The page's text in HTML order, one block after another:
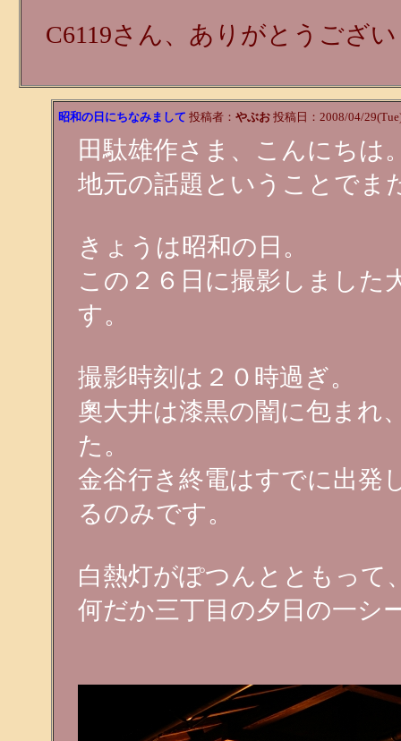
C6119さん、ありがとうござ
昭和の日にちなみまして 投稿者： やぶお投稿日：2008/04/
田駄雄作さま、こんにちは
地元の話題ということでま
きょうは昭和の日。
この２６日に撮影しました
す。
撮影時刻は２０時過ぎ。
奧大井は漆黒の闇に包まれ
た。
金谷行き終電はすでに出発
るのみです。
白熱灯がぽつんとともって
何だか三丁目の夕日の一シ